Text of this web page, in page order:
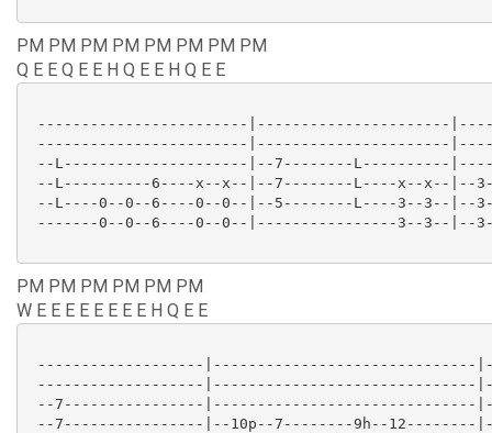
PM PM PM PM PM PM PM PM
Q E E Q E E H Q E E H Q E E
------------------------|----------------------
------------------------|----------------------
--L---------------------|--7--------L----------
--L----------6----x--x--|--7--------L----x--x--|--
--L----0--0--6----0--0--|--5--------L----3--3--|--
-------0--0--6----0--0--|----------------3--3--|--
PM PM PM PM PM PM
W E E E E E E E E H Q E E
-------------------|------------------------------
-------------------|------------------------------
--7----------------|------------------------------
--7----------------|--10p--7--------9h--12--------